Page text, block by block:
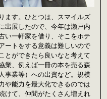
ます。ひとつは、スマイルズ
出展したので、今年は瀬戸内
い一軒家を借り、そこをホテ
ートをする意義は難しいので
とができたら良いなと考えて
業、例えば一冊の本を売る森
事業等）への出資など。規模
や能力を最大化できるのでは
けて、仲間がたくさん増えれ